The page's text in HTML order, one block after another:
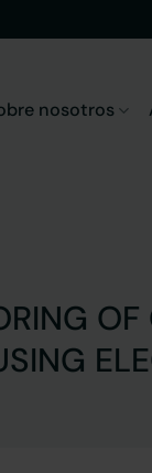
nosotros